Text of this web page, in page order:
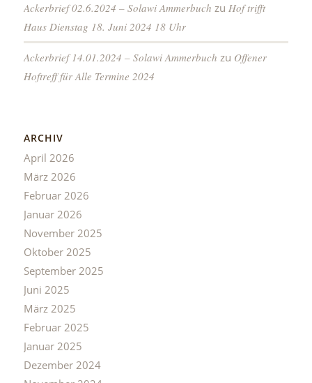
Ackerbrief 02.6.2024 – Solawi Ammerbuch zu Hof trifft
Haus Dienstag 18. Juni 2024 18 Uhr
Ackerbrief 14.01.2024 – Solawi Ammerbuch zu Offener
Hoftreff für Alle Termine 2024
ARCHIV
April 2026
März 2026
Februar 2026
Januar 2026
November 2025
Oktober 2025
September 2025
Juni 2025
März 2025
Februar 2025
Januar 2025
Dezember 2024